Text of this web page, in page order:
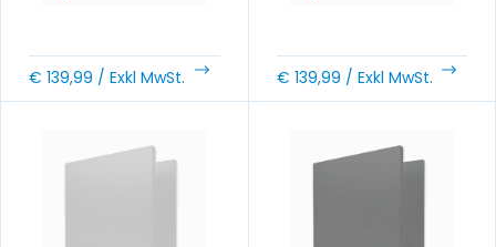
€ 139,99 / Exkl MwSt. € 139,99 / Exkl MwSt.